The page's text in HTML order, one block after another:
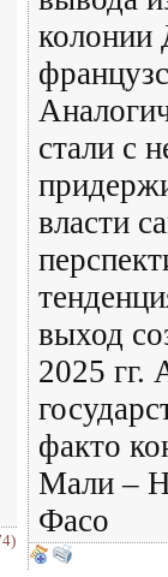
колонии
стали с
власти
выход
2025 гг.
факто
Мали –
Фасо